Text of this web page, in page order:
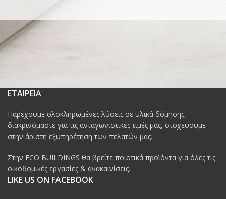
ΕΤΑΙΡΕΙΑ
Παρέχουμε ολοκληρωμένες λύσεις σε υλικά δόμησης,
διακρινόμαστε για τις ανταγωνιστικές τιμές μας, στοχεύουμε
στην άριστη εξυπηρέτηση των πελατών μας.
Στην ECO BUILDINGS θα βρείτε ποιοτικά προϊόντα για όλες τις
οικοδομικές εργασίες & ανακαινίσεις.
LIKE US ON FACEBOOK